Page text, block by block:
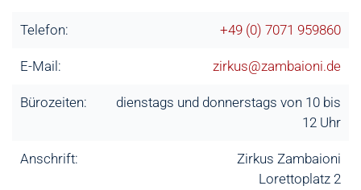
Telefon: +49 (0) 7071 959860
E-Mail: zirkus@zambaioni.de
Bürozeiten:
dienstags und donnerstags von 10 bis
12 Uhr
Anschrift:
Zirkus Zambaioni
Lorettoplatz 2